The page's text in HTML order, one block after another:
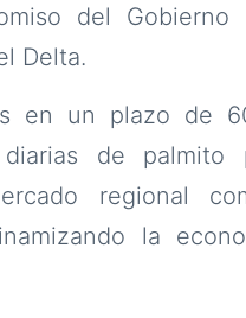
del
Delta.
en un plazo de
de palmito
regional
la